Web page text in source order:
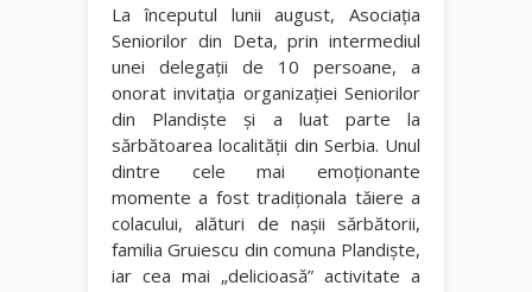
La începutul lunii august, Asociaţia
Seniorilor din Deta, prin intermediul
unei delegații de 10 persoane, a
onorat invitaţia organizaţiei Seniorilor
din Plandişte și a luat parte la
sărbătoarea localității din Serbia. Unul
dintre cele mai emoționante
momente a fost tradiţionala tăiere a
colacului, alături de naşii sărbătorii,
familia Gruiescu din comuna Plandişte,
iar cea mai „delicioasă” activitate a